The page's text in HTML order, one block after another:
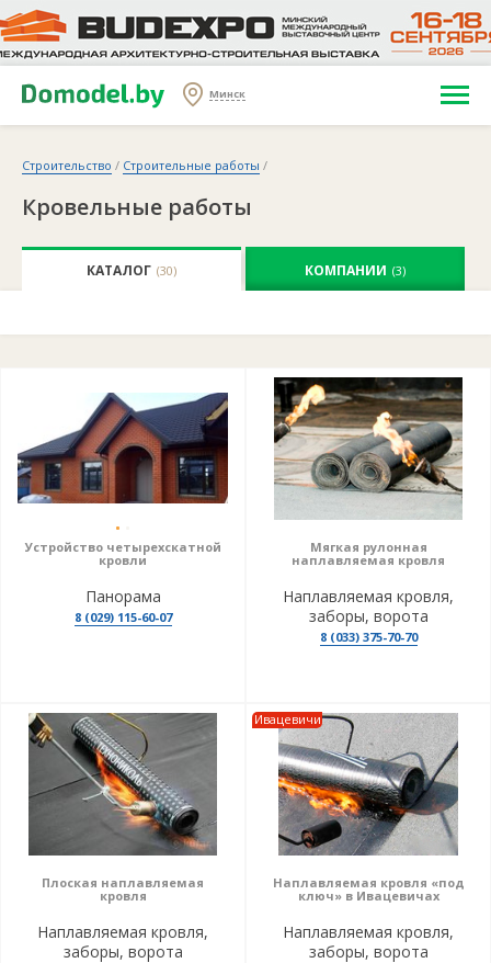
Минск
Строительство / Строительные работы /
Кровельные работы
КАТАЛОГ (30) КОМПАНИИ (3)
Устройство четырехскатной
кровли
Панорама
8 (029) 115-60-07
Мягкая рулонная
наплавляемая кровля
Наплавляемая кровля,
заборы, ворота
8 (033) 375-70-70
Плоская наплавляемая
кровля
Наплавляемая кровля,
заборы, ворота
Ивацевичи
Наплавляемая кровля «под
ключ» в Ивацевичах
Наплавляемая кровля,
заборы, ворота